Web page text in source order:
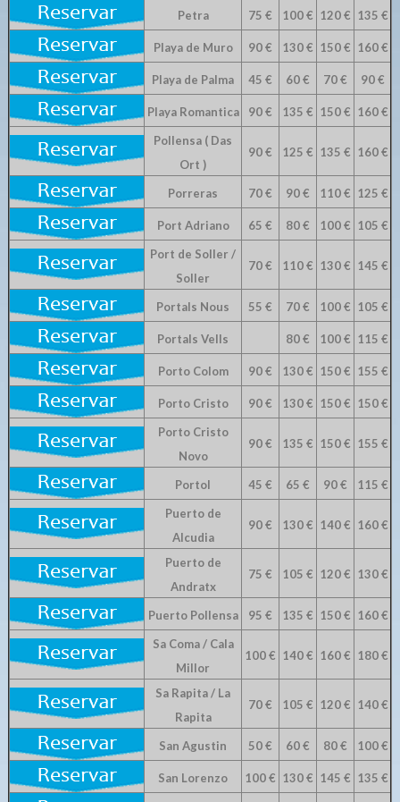
Petra 75 € 100 € 120 € 135 €
Playa de Muro 90 € 130 € 150 € 160 €
Playa de Palma 45 € 60 € 70 € 90 €
Playa Romantica 90 € 135 € 150 € 160 €
Pollensa ( Das
Ort )
90 € 125 € 135 € 160 €
Porreras 70 € 90 € 110 € 125 €
Port Adriano 65 € 80 € 100 € 105 €
Port de Soller /
Soller
70 € 110 € 130 € 145 €
Portals Nous 55 € 70 € 100 € 105 €
Portals Vells 80 € 100 € 115 €
Porto Colom 90 € 130 € 150 € 155 €
Porto Cristo 90 € 130 € 150 € 150 €
Porto Cristo
Novo
90 € 135 € 150 € 155 €
Portol 45 € 65 € 90 €
115 €
Puerto de
Alcudia
90 € 130 € 140 € 160 €
Puerto de
Andratx
75 € 105 € 120 € 130 €
Puerto Pollensa 95 € 135 € 150 € 160 €
Sa Coma / Cala
Millor
100 € 140 € 160 € 180 €
Sa Rapita / La
Rapita
70 € 105 € 120 € 140 €
San Agustin 50 € 60 € 80 € 100 €
San Lorenzo 100 € 130 € 145 € 135 €